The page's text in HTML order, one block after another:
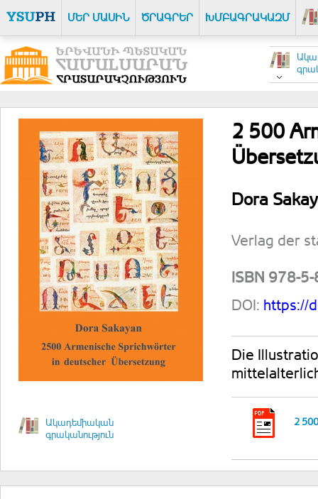
ՄԵՐ ՄԱՍԻՆ ԾՐԱԳՐԵՐ ԽՄԲԱԳՐԱԿԱԶՄ
Ակադեմիական
գրականություն
2 500
Dora
Verlag der
ISBN 978-
DOI: https://
Die
2